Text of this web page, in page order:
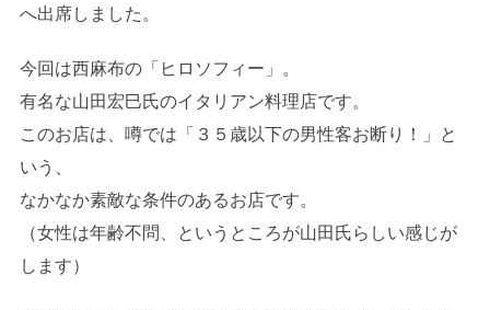
へ出席しました。
今回は西麻布の「ヒロソフィー」。
有名な山田宏巳氏のイタリアン料理店です。
このお店は、噂では「３５歳以下の男性客お断り！」と
いう、
なかなか素敵な条件のあるお店です。
（女性は年齢不問、というところが山田氏らしい感じが
します）